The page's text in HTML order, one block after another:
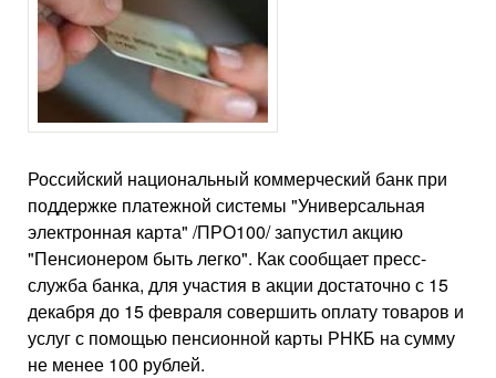
Российский национальный коммерческий банк при
поддержке платежной системы "Универсальная
электронная карта" /ПРО100/ запустил акцию
"Пенсионером быть легко". Как сообщает пресс-
служба банка, для участия в акции достаточно с 15
декабря до 15 февраля совершить оплату товаров и
услуг с помощью пенсионной карты РНКБ на сумму
не менее 100 рублей.